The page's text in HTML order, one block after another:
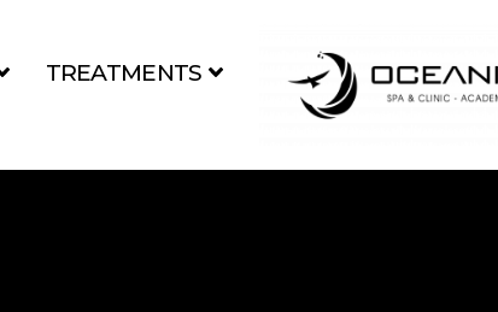
TREATMENTS